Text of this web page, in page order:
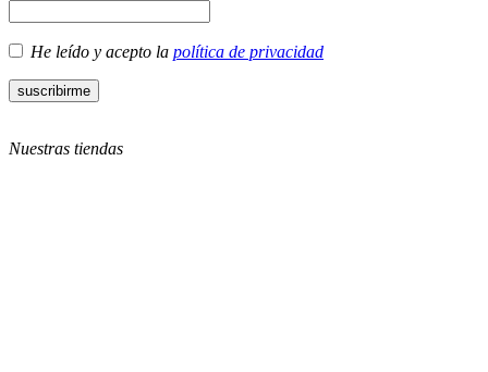
He leído y acepto la política de privacidad
Nuestras tiendas